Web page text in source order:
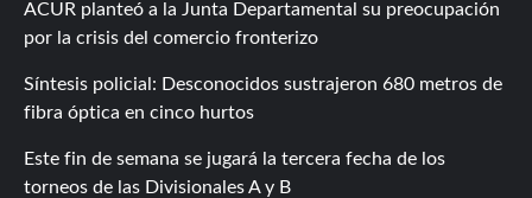
ACUR planteó a la Junta Departamental su preocupación
por la crisis del comercio fronterizo
Síntesis policial: Desconocidos sustrajeron 680 metros de
fibra óptica en cinco hurtos
Este fin de semana se jugará la tercera fecha de los
torneos de las Divisionales A y B